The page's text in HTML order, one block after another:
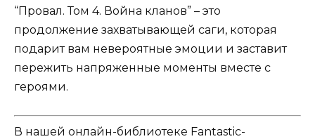
“Провал. Том 4. Война кланов” – это
продолжение захватывающей саги, которая
подарит вам невероятные эмоции и заставит
пережить напряженные моменты вместе с
героями.
В нашей онлайн-библиотеке Fantastic-